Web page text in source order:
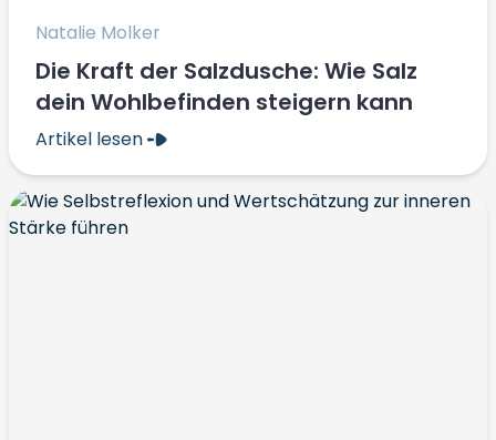
Natalie Molker
Die Kraft der Salzdusche: Wie Salz
dein Wohlbefinden steigern kann
Artikel lesen